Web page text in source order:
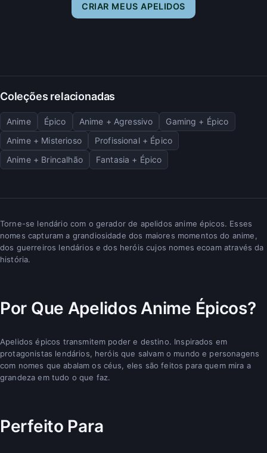
CRIAR MEUS APELIDOS
Coleções relacionadas
Anime Épico Anime + Agressivo
Gaming + Épico
Anime + Misterioso
Profissional + Épico
Anime + Brincalhão
Fantasia + Épico
Torne-se lendário com o gerador de apelidos anime épicos. Esses
nomes capturam a grandiosidade dos maiores momentos do anime,
dos guerreiros lendários e dos heróis cujos nomes ecoam através da
história.
Por Que Apelidos Anime Épicos?
Apelidos épicos transmitem poder e destino. Inspirados em
protagonistas lendários, heróis que salvam o mundo e personagens
com nomes que abalam os céus, eles são feitos para quem mira a
grandeza em tudo o que faz.
Perfeito Para